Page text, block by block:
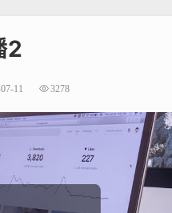
2
11 3278